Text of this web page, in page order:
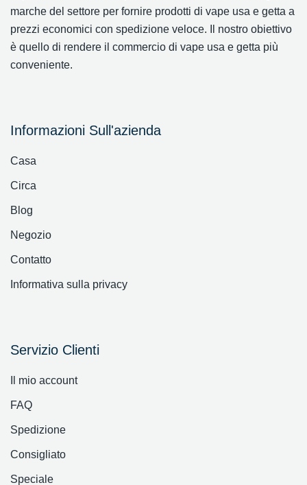
marche del settore per fornire prodotti di vape usa e getta a
prezzi economici con spedizione veloce. Il nostro obiettivo
è quello di rendere il commercio di vape usa e getta più
conveniente.
Informazioni Sull'azienda
Casa
Circa
Blog
Negozio
Contatto
Informativa sulla privacy
Servizio Clienti
Il mio account
FAQ
Spedizione
Consigliato
Speciale